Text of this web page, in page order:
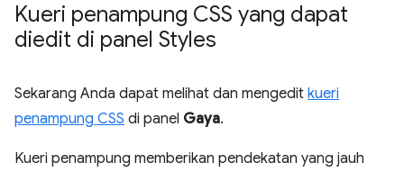
Kueri penampung CSS yang dapat
diedit di panel Styles
Sekarang Anda dapat melihat dan mengedit kueri
penampung CSS di panel Gaya.
Kueri penampung memberikan pendekatan yang jauh